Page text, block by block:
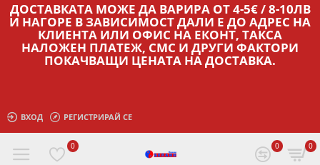
ДОСТАВКАТА МОЖЕ ДА ВАРИРА ОТ 4-5€ / 8-10ЛВ
И НАГОРЕ В ЗАВИСИМОСТ ДАЛИ Е ДО АДРЕС НА
КЛИЕНТА ИЛИ ОФИС НА ЕКОНТ, ТАКСА
НАЛОЖЕН ПЛАТЕЖ, СМС И ДРУГИ ФАКТОРИ
ПОКАЧВАЩИ ЦЕНАТА НА ДОСТАВКА.
ВХОД РЕГИСТРИРАЙ СЕ
0 0 0